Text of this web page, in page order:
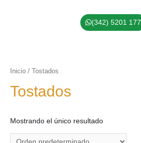
(342) 5201 177
Inicio / Tostados
Tostados
Mostrando el único resultado